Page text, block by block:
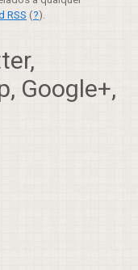
RSS (?).
Google+,